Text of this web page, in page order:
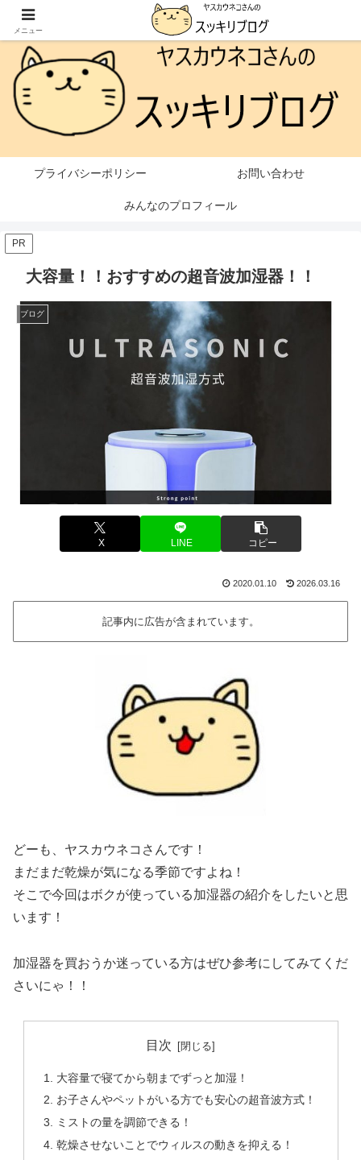
本ページはプロモーションが含まれています
プライバシーポリシー お問い合わせ
みんなのプロフィール
PR
大容量！！おすすめの超音波加湿器！！
ブログ
X LINE コピー
2020.01.10 2026.03.16
記事内に広告が含まれています。
どーも、ヤスカウネコさんです！
まだまだ乾燥が気になる季節ですよね！
そこで今回はボクが使っている加湿器の紹介をしたいと思
います！
加湿器を買おうか迷っている方はぜひ参考にしてみてくだ
さいにゃ！！
目次
大容量で寝てから朝までずっと加湿！
お子さんやペットがいる方でも安心の超音波方式！
ミストの量を調節できる！
乾燥させないことでウィルスの動きを抑える！
メニュー